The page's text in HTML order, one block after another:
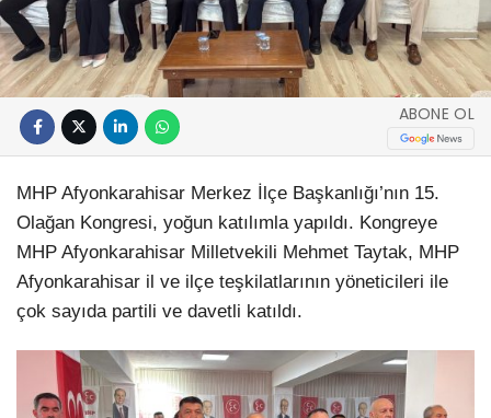
ABONE OL
MHP Afyonkarahisar Merkez İlçe Başkanlığı’nın 15.
Olağan Kongresi, yoğun katılımla yapıldı. Kongreye
MHP Afyonkarahisar Milletvekili Mehmet Taytak, MHP
Afyonkarahisar il ve ilçe teşkilatlarının yöneticileri ile
çok sayıda partili ve davetli katıldı.